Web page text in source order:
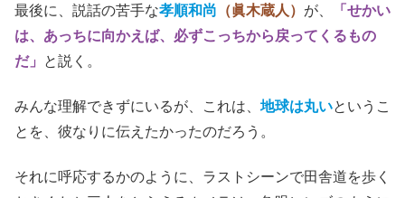
最後に、説話の苦手な孝順和尚 （眞木蔵人） が、
「せかい
は、あっちに向かえば、必ずこっちから戻ってくるもの
だ」
と説く。
みんな理解できずにいるが、これは、 地球は丸いというこ
とを、彼なりに伝えたかったのだろう。
それに呼応するかのように、ラストシーンで田舎道を歩く